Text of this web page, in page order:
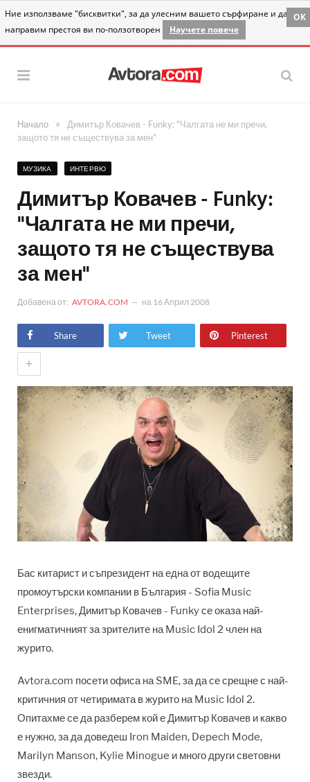
Ние използваме "бисквитки", за да улесним вашето сърфиране и да
направим престоя ви по-ползотворен
Научете повече
OK
Начало »
Димитър Ковачев - Funky: "Чалгата не ми пречи,
защото тя не съществува за мен"
МУЗИКА ИНТЕРВЮ
Димитър Ковачев - Funky:
"Чалгата не ми пречи,
защото тя не съществува
за мен"
Добавена от: AVTORA.COM на 16 Април 2008
Share Tweet Pinterest
+
Бас китарист и съпрезидент на една от водещите
промоутърски компании в България - Sofia Music
Enterprises, Димитър Ковачев - Funky се оказа най-
енигматичният за зрителите на Music Idol 2 член на
журито.
Avtora.com посети офиса на SME, за да се срещне с най-
критичния от четиримата в журито на Music Idol 2.
Опитахме се да разберем кой е Димитър Ковачев и какво
е нужно, за да доведеш Iron Maiden, Depech Mode,
Marilyn Manson, Kylie Minogue и много други световни
звезди.